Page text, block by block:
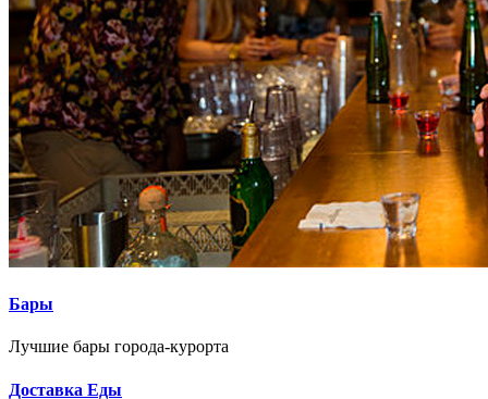
Бары
Лучшие бары города-курорта
Доставка Еды